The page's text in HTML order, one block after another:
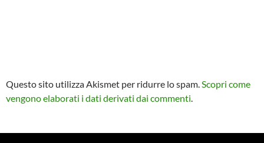
Questo sito utilizza Akismet per ridurre lo spam.Scopri come
vengono elaborati i dati derivati dai commenti.